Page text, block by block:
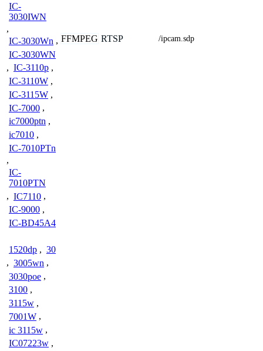
IC-
3030IWN
,
IC-3030Wn ,
IC-3030WN
, IC-3110p ,
IC-3110W ,
IC-3115W ,
IC-7000 ,
ic7000ptn ,
ic7010 ,
IC-7010PTn
,
IC-
7010PTN
, IC7110 ,
IC-9000 ,
IC-BD45A4
FFMPEG RTSP /ipcam.sdp
1520dp , 30
, 3005wn ,
3030poe ,
3100 ,
3115w ,
7001W ,
ic 3115w ,
IC07223w ,